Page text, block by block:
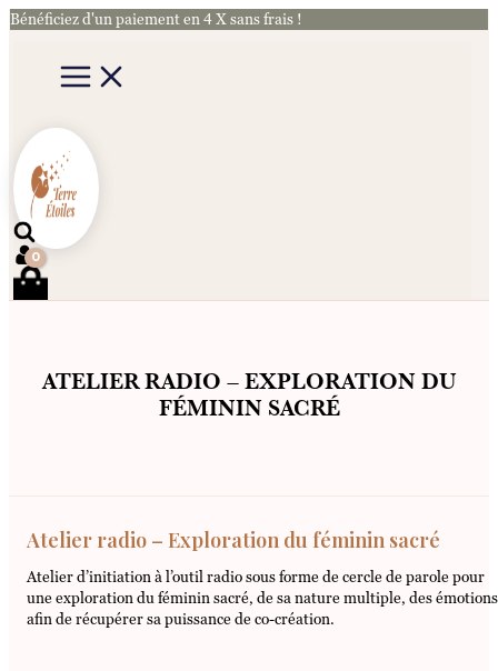
Aller
Bénéficiez d'un paiement en 4 X sans frais !
Rechercher
ATELIER RADIO – EXPLORATION DU
FÉMININ SACRÉ
Atelier radio – Exploration du féminin sacré
Atelier d’initiation à l’outil radio sous forme de cercle de parole pour
une exploration du féminin sacré, de sa nature multiple, des émotions
afin de récupérer sa puissance de co-création.